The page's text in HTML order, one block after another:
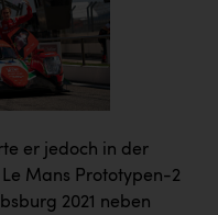
er jedoch in der
Mans Prototypen-2
2021 neben